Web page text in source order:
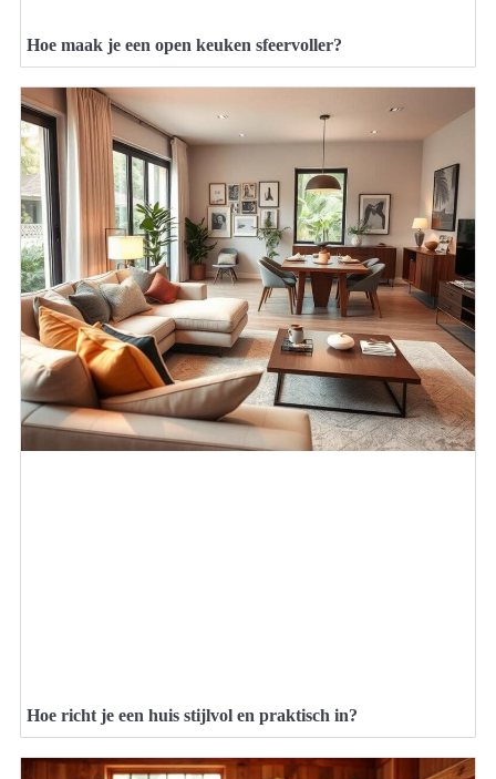
Hoe maak je een open keuken sfeervoller?
Hoe richt je een huis stijlvol en praktisch in?